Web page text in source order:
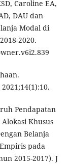
Caroline EA,
DAU dan
Modal di
2020.
Pendapatan
Khusus
Belanja
pada
2015-2017). J